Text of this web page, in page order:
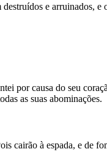
e arruinados,
por causa do seu
as suas abominações.
cairão à espada, e de